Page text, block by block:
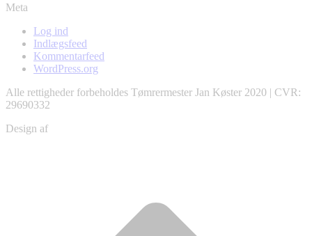
Meta
Log ind
Indlægsfeed
Kommentarfeed
WordPress.org
Alle rettigheder forbeholdes Tømrermester Jan Køster 2020 | CVR:
29690332
Design af